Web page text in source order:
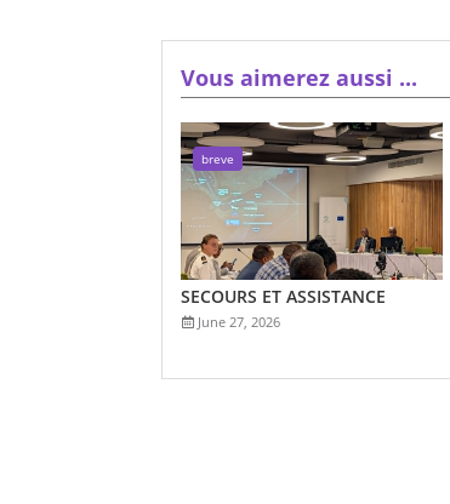
Vous aimerez aussi ...
breve
SECOURS ET ASSISTANCE
June 27, 2026